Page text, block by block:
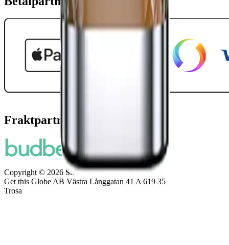
Fraktpartners
Copyright © 2026 Snuset.se
Get this Globe AB Västra Långgatan 41 A 619 35
Trosa